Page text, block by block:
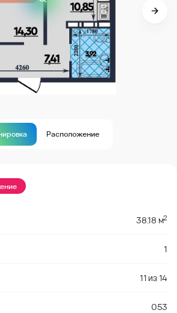
Расположение
38.18 м2
1
11 из14
053